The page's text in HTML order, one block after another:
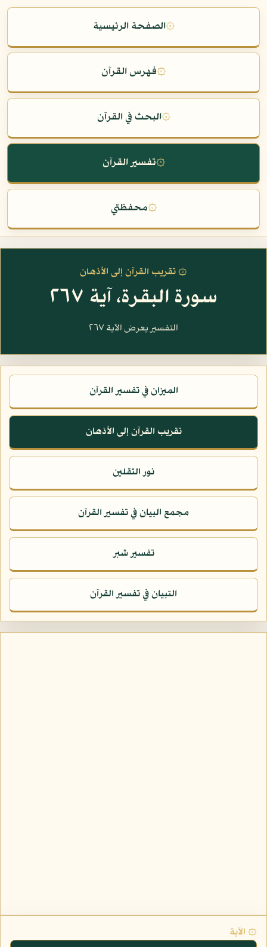
۞الصفحة الرئيسية
۞فهرس القرآن
۞البحث في القرآن
۞تفسير القرآن
۞محفظتي
۞ تقريب القرآن إلى الأذهان
سورة البقرة، آية ٢٦٧
التفسير يعرض الآية ٢٦٧
الميزان في تفسير القرآن
تقريب القرآن إلى الأذهان
نور الثقلين
مجمع البيان في تفسير القرآن
تفسير شبر
التبيان في تفسير القرآن
۞ الآية